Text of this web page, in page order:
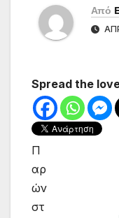
Από
Spread the
Π
αρ
ών
στ